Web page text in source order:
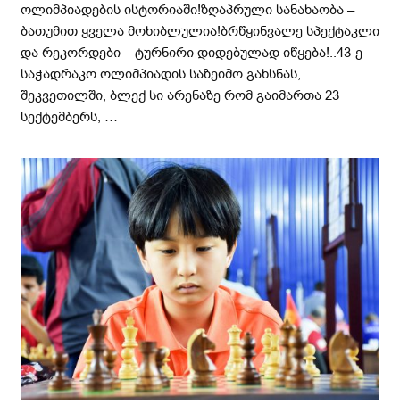
ოლიმპიადების ისტორიაში!ზღაპრული სანახაობა –
ბათუმით ყველა მოხიბლულია!ბრწყინვალე სპექტაკლი
და რეკორდები – ტურნირი დიდებულად იწყება!..43-ე
საჭადრაკო ოლიმპიადის საზეიმო გახსნას,
შეკვეთილში, ბლექ სი არენაზე რომ გაიმართა 23
სექტემბერს, …